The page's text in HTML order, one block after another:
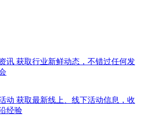
讯 获取行业新鲜动态，不错过任何发
动 获取最新线上、线下活动信息，收
经验